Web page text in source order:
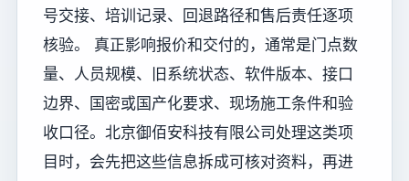
号交接、培训记录、回退路径和售后责任逐项
核验。 真正影响报价和交付的，通常是门点数
量、人员规模、旧系统状态、软件版本、接口
边界、国密或国产化要求、现场施工条件和验
收口径。北京御佰安科技有限公司处理这类项
目时，会先把这些信息拆成可核对资料，再进